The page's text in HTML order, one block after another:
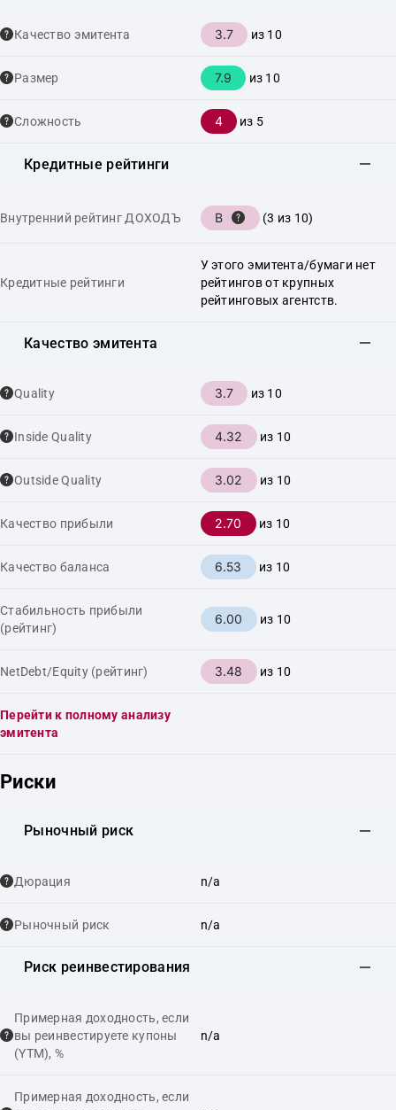
Качество эмитента 3.7 из 10
Размер 7.9 из 10
Сложность 4 из 5
Кредитные рейтинги
Внутренний рейтинг ДОХОДЪ B (3 из 10)
Кредитные рейтинги
У этого эмитента/бумаги нет
рейтингов от крупных
рейтинговых агентств.
Качество эмитента
Quality 3.7 из 10
Inside Quality 4.32 из 10
Outside Quality 3.02 из 10
Качество прибыли 2.70 из 10
Качество баланса 6.53 из 10
Стабильность прибыли
(рейтинг)
6.00 из 10
NetDebt/Equity (рейтинг) 3.48 из 10
Перейти к полному анализу
эмитента
Риски
Рыночный риск
Дюрация n/a
Рыночный риск n/a
Риск реинвестирования
Примерная доходность, если
вы реинвестируете купоны
(YTM), %
n/a
Примерная доходность, если